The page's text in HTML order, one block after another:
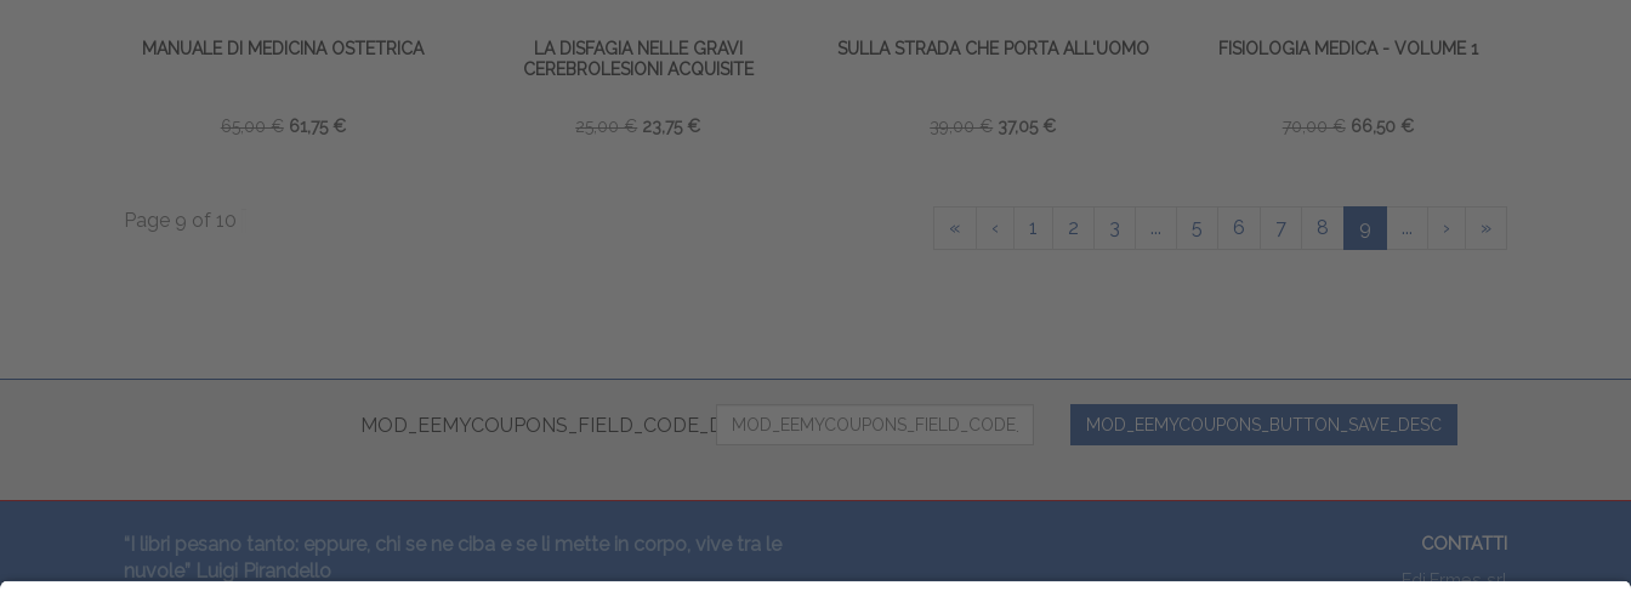
MANUALE DI MEDICINA OSTETRICA
65,00 € 61,75 €
LA DISFAGIA NELLE GRAVI
CEREBROLESIONI ACQUISITE
25,00 € 23,75 €
SULLA STRADA CHE PORTA ALL'UOMO
39,00 € 37,05 €
FISIOLOGIA MEDICA - VOLUME 1
70,00 € 66,50 €
Page 9 of 10 « ‹ 1 2 3 ... 5 6 7 8 9 ... › »
MOD_EEMYCOUPONS_FIELD_CODE_DESC MOD_EEMYCOUPONS_BUTTON_SAVE_DESC
“I libri pesano tanto: eppure, chi se ne ciba e se li mette in corpo, vive tra le
nuvole” Luigi Pirandello
CONTATTI
Edi.Ermes srl